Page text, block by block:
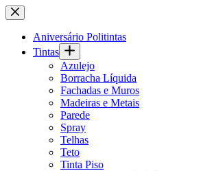
Pular
para
conteúdo
Aniversário Politintas
Tintas
Azulejo
Borracha Líquida
Fachadas e Muros
Madeiras e Metais
Parede
Spray
Telhas
Teto
Tinta Piso